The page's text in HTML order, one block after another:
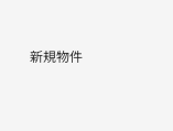
新規物件